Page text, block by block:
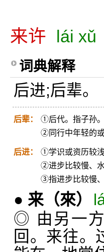
来许 lái xǔ
词典解释
后进;后辈。
后辈：
①后代。指子孙。
②同行中年轻的或
后进：
①学识或资历较浅
②进步比较慢、水
③指进步比较慢
● 来 （來）
◎ 由另一方
回。来往。